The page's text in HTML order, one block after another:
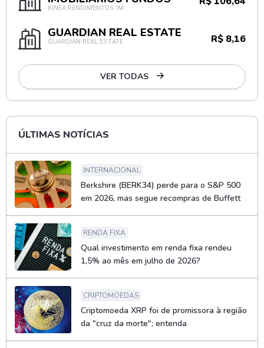
KINEA RENDIMENTOS IM
GUARDIAN REAL ESTATE
GUARDIAN REAL ESTATE R$ 8,16
VER TODAS
ÚLTIMAS NOTÍCIAS
INTERNACIONAL
Berkshire (BERK34) perde para o S&P 500
em 2026, mas segue recompras de Buffett
RENDA FIXA
Qual investimento em renda fixa rendeu
1,5% ao mês em julho de 2026?
CRIPTOMOEDAS
Criptomoeda XRP foi de promissora à região
da "cruz da morte"; entenda